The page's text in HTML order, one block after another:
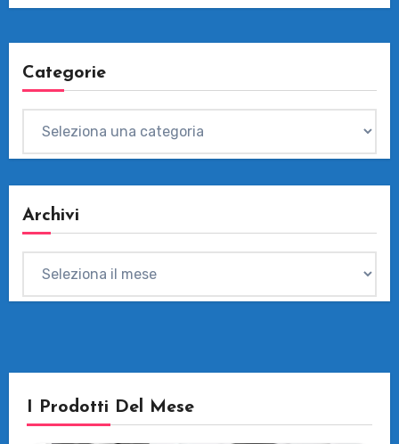
Categorie
Archivi
I Prodotti Del Mese